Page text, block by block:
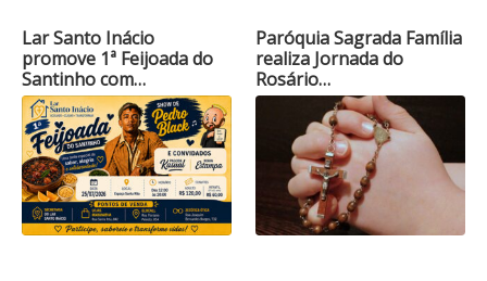
Lar Santo Inácio
promove 1ª Feijoada do
Santinho com…
Paróquia Sagrada Família
realiza Jornada do
Rosário…